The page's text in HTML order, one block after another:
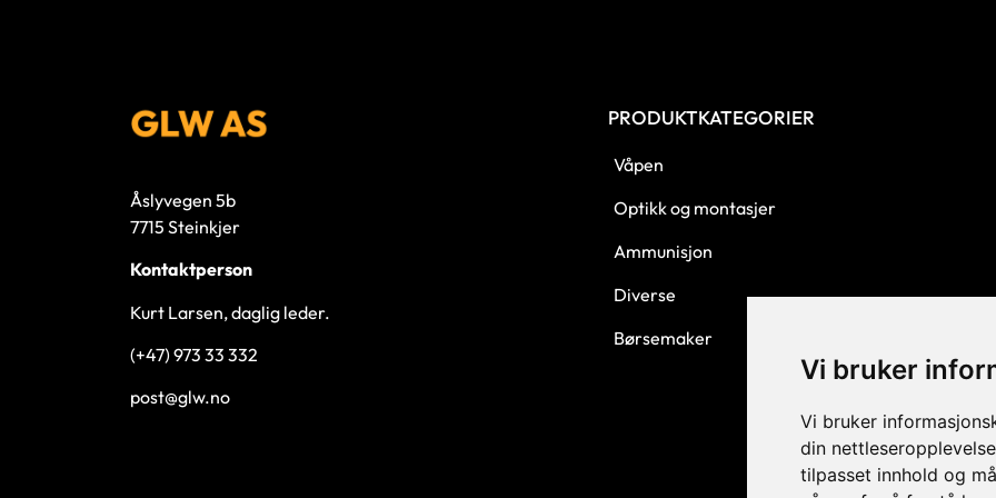
Vi bruker
Vi bruker
din
tilpasset innhold og
Åslyvegen 5b
7715 Steinkjer
Kontaktperson
Kurt Larsen, daglig leder.
(+47) 973 33 332
post@glw.no
PRODUKTKATEGORIER
Våpen
Optikk og montasjer
Ammunisjon
Diverse
Børsemaker